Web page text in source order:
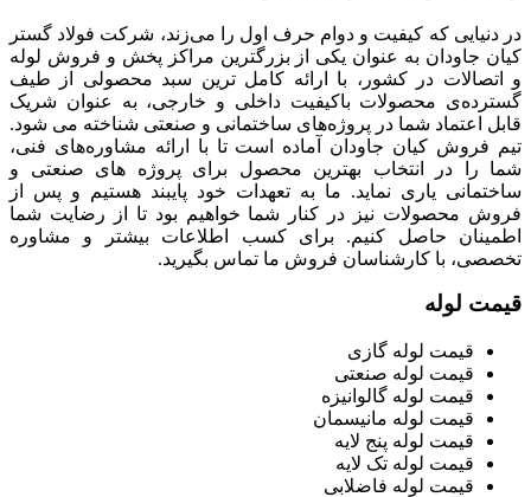
در دنیایی که کیفیت و دوام حرف اول را می‌زند، شرکت فولاد گستر
کیان جاودان به عنوان یکی از بزرگترین مراکز پخش و فروش لوله
و اتصالات در کشور، با ارائه کامل ترین سبد محصولی از طیف
گسترده‌‌ی محصولات باکیفیت داخلی و خارجی، به عنوان شریک
قابل اعتماد شما در پروژه‌های ساختمانی و صنعتی شناخته می شود.
تیم فروش کیان جاودان آماده است تا با ارائه مشاوره‌های فنی،
شما را در انتخاب بهترین محصول برای پروژه های صنعتی و
ساختمانی یاری نماید. ما به تعهدات خود پایبند هستیم و پس از
فروش محصولات نیز در کنار شما خواهیم بود تا از رضایت شما
اطمینان حاصل کنیم. برای کسب اطلاعات بیشتر و مشاوره
تخصصی، با کارشناسان فروش ما تماس بگیرید.
قیمت لوله
قیمت لوله گازی
قیمت لوله صنعتی
قیمت لوله گالوانیزه
قیمت لوله مانیسمان
قیمت لوله پنج لایه
قیمت لوله تک لایه
قیمت لوله فاضلابی